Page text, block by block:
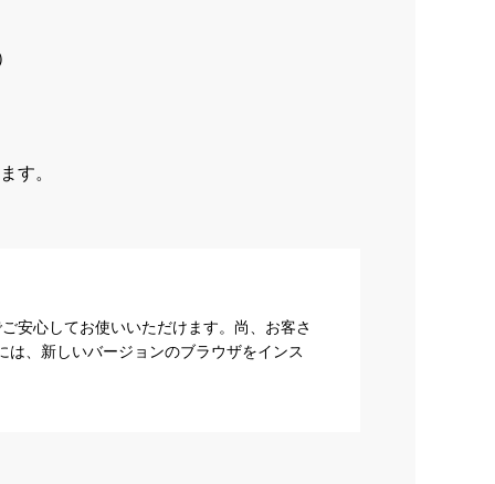
す。
安心してお使いいただけます。尚、お客さ
、新しいバージョンのブラウザをインス